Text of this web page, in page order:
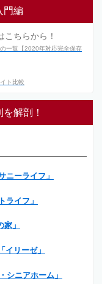
門編
こちらから！
解剖！
ニーライフ」
ライフ」
」
イリーゼ」
シニアホーム」